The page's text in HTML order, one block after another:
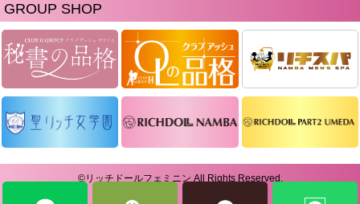
GROUP SHOP
©リッチドールフェミニン All Rights Reserved.